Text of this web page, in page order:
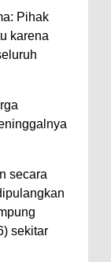
Pihak
karena
secara
sekitar